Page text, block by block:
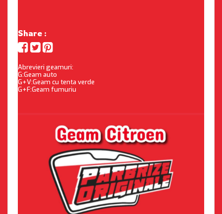
Share :
Abrevieri geamuri:
G:Geam auto
G+V:Geam cu tenta verde
G+F:Geam fumuriu